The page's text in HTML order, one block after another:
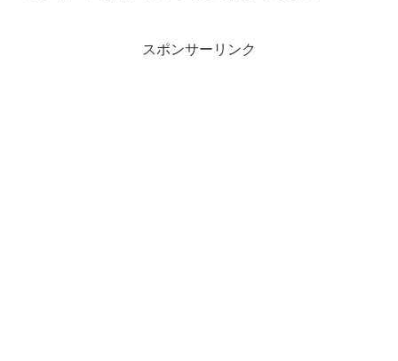
スポンサーリンク